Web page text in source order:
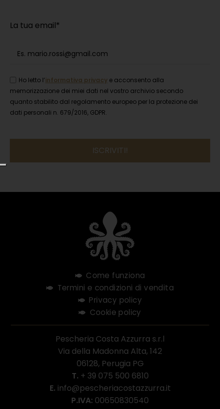
La tua email*
Ho letto l’informativa privacy e acconsento alla
memorizzazione dei miei dati nel vostro archivio secondo
quanto stabilito dal regolamento europeo per la protezione dei
dati personali n. 679/2016, GDPR.
Come funziona
Termini e condizioni di vendita
Privacy policy
Cookie policy
Pescheria Costa Azzurra s.r.l
Via della Madonna Alta, 142
06128, Perugia PG
T. + 39 075 500 6810
E. info@pescheriacostazzurra.it
P.IVA: 00650830540